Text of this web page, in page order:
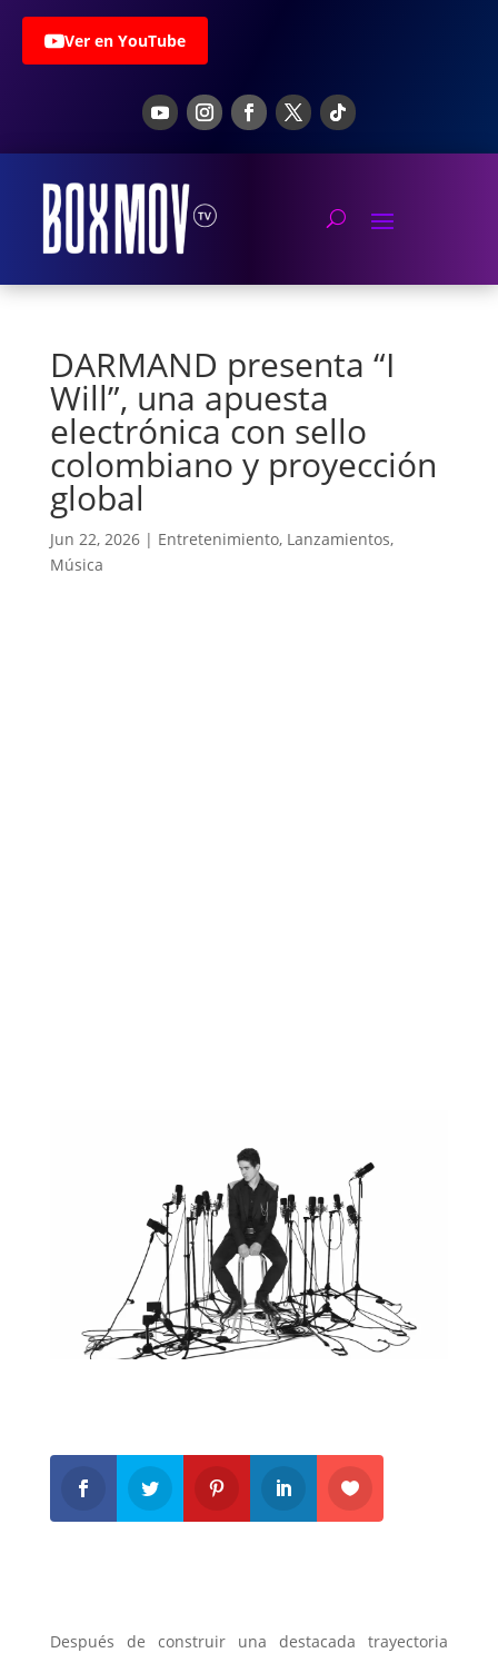
Ver en YouTube
DARMAND presenta “I
Will”, una apuesta
electrónica con sello
colombiano y proyección
global
Jun 22, 2026| Entretenimiento, Lanzamientos,
Música
Después de construir una destacada trayectoria